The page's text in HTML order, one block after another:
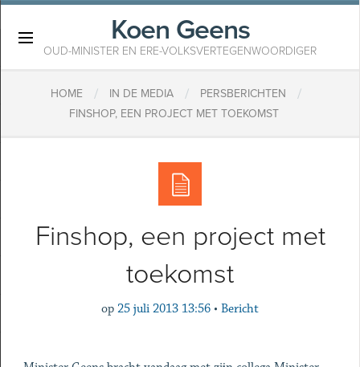
Koen Geens
OUD-MINISTER EN ERE-VOLKSVERTEGENWOORDIGER
HOME / IN DE MEDIA / PERSBERICHTEN /
FINSHOP, EEN PROJECT MET TOEKOMST
Finshop, een project met
toekomst
op 25 juli 2013 13:56 • Bericht